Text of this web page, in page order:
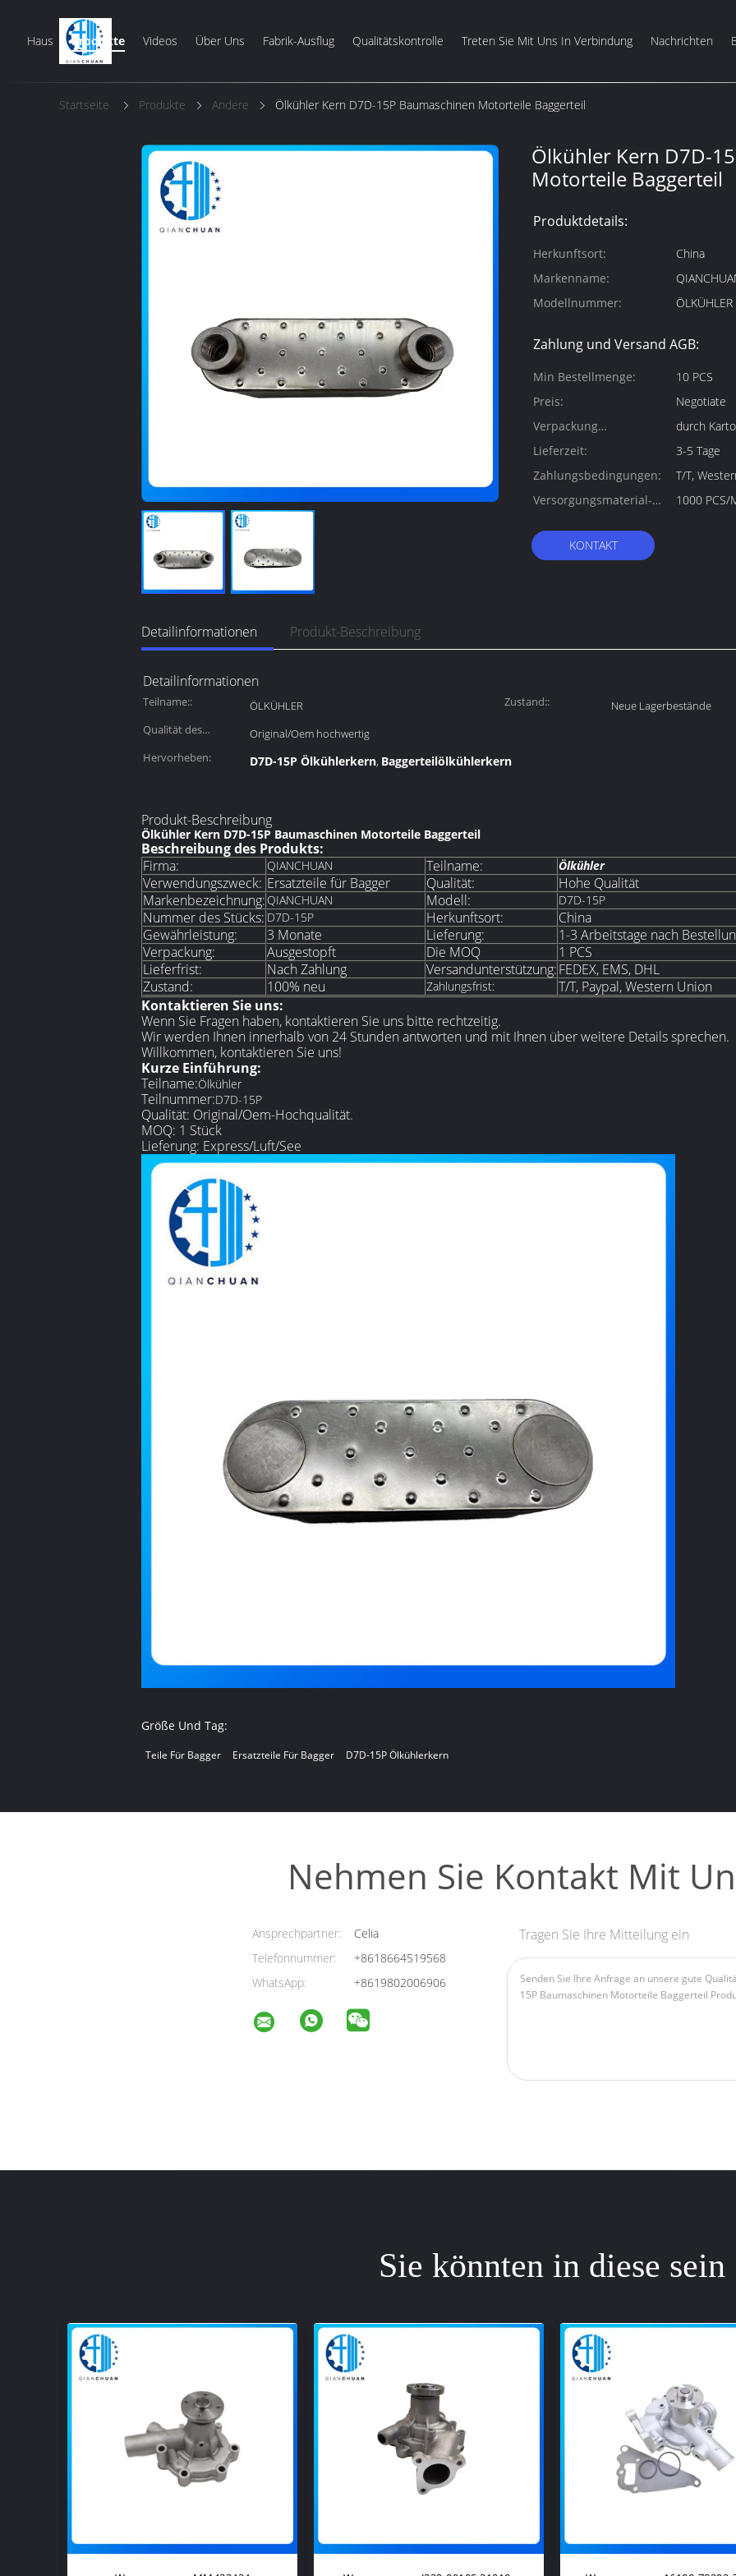
Haus Produkte Videos Über Uns Fabrik-Ausflug Qualitätskontrolle Treten Sie Mit Uns In Verbindung Nachrichten
Startseite Produkte Andere Ölkühler Kern D7D-15P Baumaschinen Motorteile Baggerteil
Ölkühler Kern D7D-
Motorteile Baggerteil
Produktdetails:
Herkunftsort:
China
Markenname:
Modellnummer:
ÖLKÜHLER
Zahlung und Versand AGB:
Min Bestellmenge:
10 PCS
Preis:
Negotiate
Verpackung
Informationen:
durch
Lieferzeit:
3-5 Tage
Zahlungsbedingungen:
T/T,
Versorgungsmaterial-
1000 PCS/
KONTAKT
Detailinformationen Produkt-Beschreibung
Detailinformationen
Teilname:: ÖLKÜHLER Zustand::
Neue Lagerbestände
Qualität des
Original/Oem hochwertig
Hervorheben:
D7D-15P Ölkühlerkern, Baggerteilölkühlerkern
Produkt-Beschreibung
Ölkühler Kern D7D-15P Baumaschinen Motorteile Baggerteil
Beschreibung des Produkts:
Firma:
QIANCHUAN Teilname: Ölkühler
Verwendungszweck: Ersatzteile für Bagger Qualität:
Hohe Qualität
Markenbezeichnung: QIANCHUAN Modell: D7D-15P
Nummer des Stücks: D7D-15P Herkunftsort:
China
Gewährleistung:
3 Monate Lieferung:
1-3 Arbeitstage nach
Verpackung:
Ausgestopft Die MOQ
1 PCS
Lieferfrist:
Nach Zahlung Versandunterstützung:FEDEX, EMS, DHL
Zustand:
100% neu Zahlungsfrist:
T/T, Paypal, Western Union
Kontaktieren Sie uns:
Wenn Sie Fragen haben, kontaktieren Sie uns bitte rechtzeitig.
Wir werden Ihnen innerhalb von 24 Stunden antworten und mit Ihnen über weitere Details sprechen.
Willkommen, kontaktieren Sie uns!
Kurze Einführung:
Teilname:Ölkühler
Teilnummer:D7D-15P
Qualität: Original/Oem-Hochqualität.
MOQ: 1 Stück
Lieferung: Express/Luft/See
Größe Und Tag:
Teile Für Bagger Ersatzteile Für Bagger D7D-15P Ölkühlerkern
Nehmen Sie Kontakt Mit
Ansprechpartner:
Celia
Telefonnummer:
+8618664519568
WhatsApp:
+8619802006906
Tragen Sie Ihre Mitteilung ein
Sie könnten in diese sein